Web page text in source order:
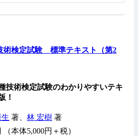
術検定試験 標準テキスト（第2
技術検定試験のわかりやすいテキ
！
著、 林 宏樹 著
（本体5,000円＋税）